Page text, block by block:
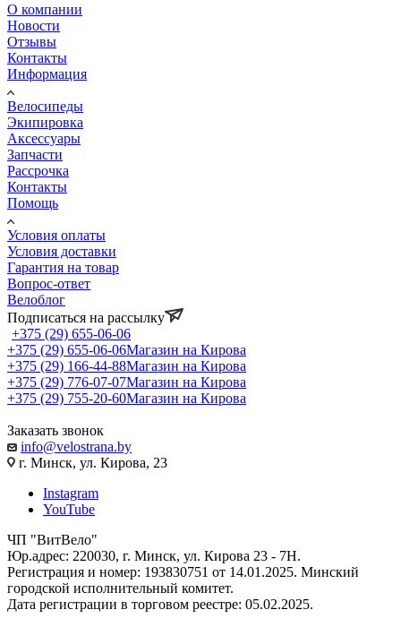
О компании
Новости
Отзывы
Контакты
Информация
Велосипеды
Экипировка
Аксессуары
Запчасти
Рассрочка
Контакты
Помощь
Условия оплаты
Условия доставки
Гарантия на товар
Вопрос-ответ
Велоблог
Подписаться на рассылку
+375 (29) 655-06-06
+375 (29) 655-06-06Магазин на Кирова
+375 (29) 166-44-88Магазин на Кирова
+375 (29) 776-07-07Магазин на Кирова
+375 (29) 755-20-60Магазин на Кирова
Заказать звонок
info@velostrana.by
г. Минск, ул. Кирова, 23
Instagram
YouTube
ЧП "ВитВело"
Юр.адрес: 220030, г. Минск, ул. Кирова 23 - 7Н.
Регистрация и номер: 193830751 от 14.01.2025. Минский
городской исполнительный комитет.
Дата регистрации в торговом реестре: 05.02.2025.